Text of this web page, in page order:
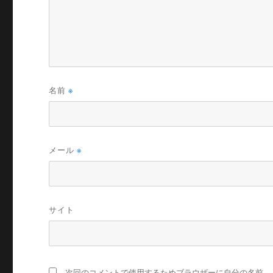
名前※
メール※
サイト